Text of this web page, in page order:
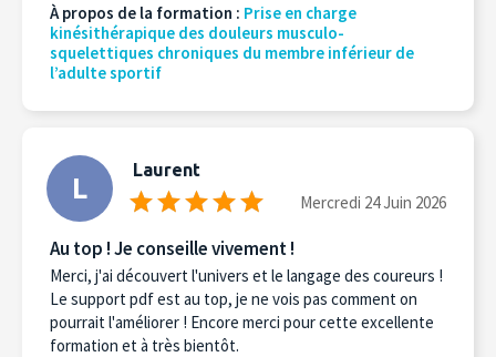
À propos de la formation : Prise en charge
kinésithérapique des douleurs musculo-
squelettiques chroniques du membre inférieur de
l’adulte sportif
L
Laurent
Mercredi 24 Juin 2026
Au top ! Je conseille vivement !
Merci, j'ai découvert l'univers et le langage des coureurs !
Le support pdf est au top, je ne vois pas comment on
pourrait l'améliorer ! Encore merci pour cette excellente
formation et à très bientôt.